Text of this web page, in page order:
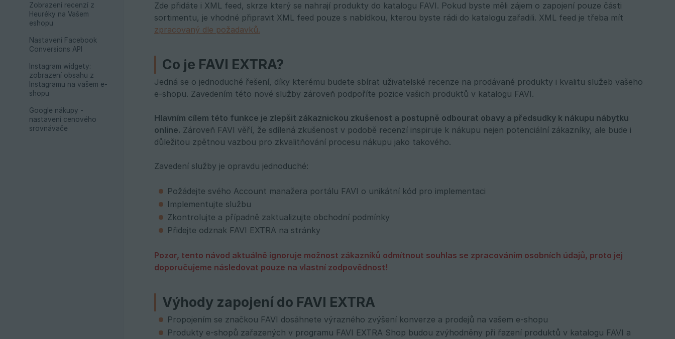
Zobrazení recenzí z
Heuréky na Vašem
eshopu
Nastavení Facebook
Conversions API
Instagram widgety:
zobrazení obsahu z
Instagramu na vašem e-
shopu
Google nákupy -
nastavení cenového
srovnávače
Zde přidáte i XML feed, skrze který se nahrají produkty do katalogu FAVI. Pokud byste měli zájem o zapojení pouze části
sortimentu, je vhodné připravit XML feed pouze s nabídkou, kterou byste rádi do katalogu zařadili. XML feed je třeba mít
zpracovaný dle požadavků.
Co je FAVI EXTRA?
Jedná se o jednoduché řešení, díky kterému budete sbírat uživatelské recenze na prodávané produkty i kvalitu služeb vašeho
e-shopu. Zavedením této nové služby zároveň podpoříte pozice vašich produktů v katalogu FAVI.
Hlavním cílem této funkce je zlepšit zákaznickou zkušenost a postupně odbourat obavy a předsudky k nákupu nábytku
online. Zároveň FAVI věří, že sdílená zkušenost v podobě recenzí inspiruje k nákupu nejen potenciální zákazníky, ale bude i
důležitou zpětnou vazbou pro zkvalitňování procesu nákupu jako takového.
Zavedení služby je opravdu jednoduché:
Požádejte svého Account manažera portálu FAVI o unikátní kód pro implementaci
Implementujte službu
Zkontrolujte a případně zaktualizujte obchodní podmínky
Přidejte odznak FAVI EXTRA na stránky
Pozor, tento návod aktuálně ignoruje možnost zákazníků odmítnout souhlas se zpracováním osobních údajů, proto jej
doporučujeme následovat pouze na vlastní zodpovědnost!
Výhody zapojení do FAVI EXTRA
Propojením se značkou FAVI dosáhnete výrazného zvýšení konverze a prodejů na vašem e-shopu
Produkty e-shopů zařazených v programu FAVI EXTRA Shop budou zvýhodněny při řazení produktů v katalogu FAVI a